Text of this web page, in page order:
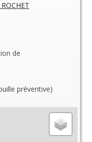
de
préventive)